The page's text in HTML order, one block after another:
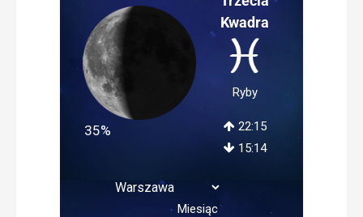
35%
Kwadra
Ryby
22:15
15:14
Miesiąc